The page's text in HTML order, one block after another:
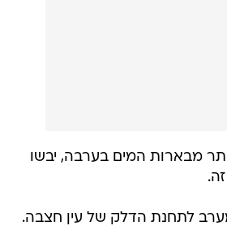
מבארות המים בערבה, יבשו
לתחנת הדלק של עין חצבה.